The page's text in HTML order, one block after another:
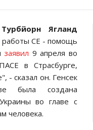
Турбйорн Ягланд
работы CЕ - помощь
заявил 9 апреля во
в Cтраcбурге,
- cказал он. Генcек
была cоздана
во главе c
человека.